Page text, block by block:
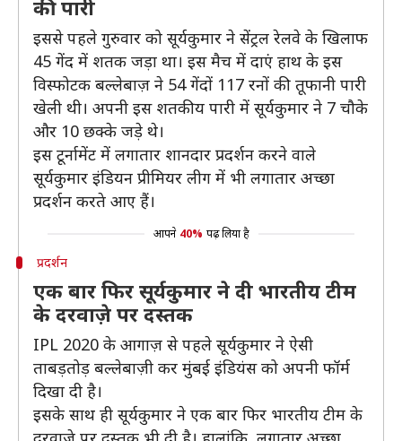
की पारी
इससे पहले गुरुवार को सूर्यकुमार ने सेंट्रल रेलवे के खिलाफ
45 गेंद में शतक जड़ा था। इस मैच में दाएं हाथ के इस
विस्फोटक बल्लेबाज़ ने 54 गेंदों 117 रनों की तूफानी पारी
खेली थी। अपनी इस शतकीय पारी में सूर्यकुमार ने 7 चौके
और 10 छक्के जड़े थे।
इस टूर्नामेंट में लगातार शानदार प्रदर्शन करने वाले
सूर्यकुमार इंडियन प्रीमियर लीग में भी लगातार अच्छा
प्रदर्शन करते आए हैं।
आपने 40% पढ़ लिया है
प्रदर्शन
एक बार फिर सूर्यकुमार ने दी भारतीय टीम
के दरवाज़े पर दस्तक
IPL 2020 के आगाज़ से पहले सूर्यकुमार ने ऐसी
ताबड़तोड़ बल्लेबाज़ी कर मुंबई इंडियंस को अपनी फॉर्म
दिखा दी है।
इसके साथ ही सूर्यकुमार ने एक बार फिर भारतीय टीम के